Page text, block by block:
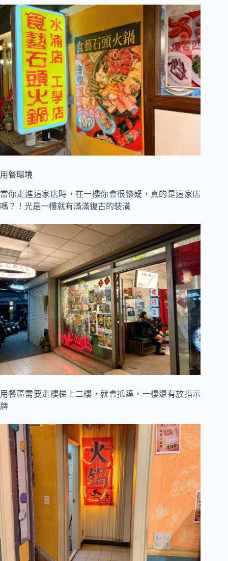
用餐環境
當你走進這家店時，在一樓你會很懷疑，真的是這家店
嗎？！光是一樓就有滿滿復古的裝潢
用餐區需要走樓梯上二樓，就會抵達，一樓還有放指示
牌